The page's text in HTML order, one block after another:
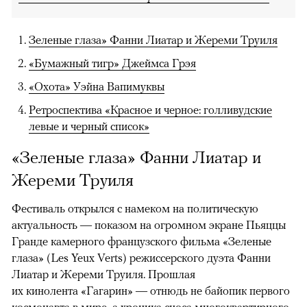
Зеленые глаза» Фанни Лиатар и Жереми Труиля
«Бумажный тигр» Джеймса Грэя
«Охота» Уэйна Вапимуквы
Ретроспектива «Красное и черное: голливудские
левые и черный список»
«Зеленые глаза» Фанни Лиатар и
Жереми Труиля
Фестиваль открылся с намеком на политическую
актуальность — показом на огромном экране Пьяццы
Гранде камерного французского фильма «Зеленые
глаза» (Les Yeux Verts) режиссерского дуэта Фанни
Лиатар и Жереми Труиля. Прошлая
их кинолента «Гагарин» — отнюдь не байопик первого